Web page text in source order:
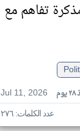
تفاهم مع
Jul 11, 2026
عدد الكلمات: ٢٧٦